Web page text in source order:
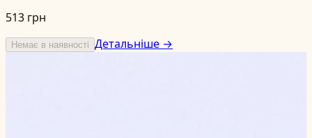
513 грн
Немає в наявності Детальніше →